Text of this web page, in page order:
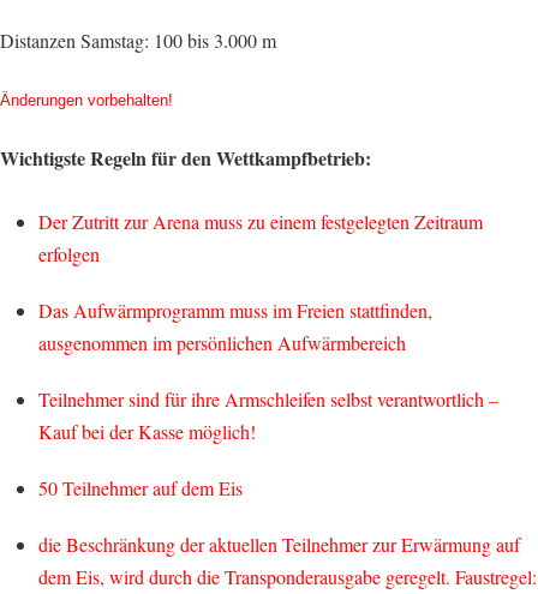
Distanzen Samstag: 100 bis 3.000 m
Änderungen vorbehalten!
Wichtigste Regeln für den Wettkampfbetrieb:
Der Zutritt zur Arena muss zu einem festgelegten Zeitraum
erfolgen
Das Aufwärmprogramm muss im Freien stattfinden,
ausgenommen im persönlichen Aufwärmbereich
Teilnehmer sind für ihre Armschleifen selbst verantwortlich –
Kauf bei der Kasse möglich!
50 Teilnehmer auf dem Eis
die Beschränkung der aktuellen Teilnehmer zur Erwärmung auf
dem Eis, wird durch die Transponderausgabe geregelt. Faustregel: